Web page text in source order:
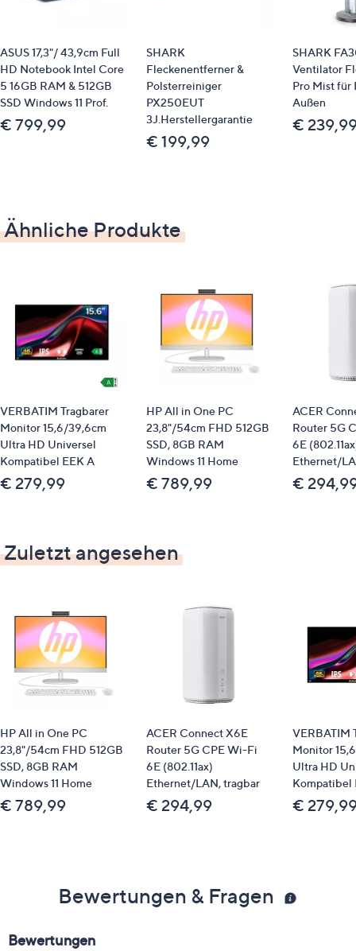
Anschlüsse & Schnittstellen
HDMI, HDCP
Gewicht
Identifikationsnummer
GTIN: 4711387053058
Bitte beachten
Dieser Artikel kann nicht an einen Paketshop
oder eine Packstation bestellt werden.
Eine Lieferung ins Ausland ist leider nicht
ASUS 17,3"/ 43,9cm Full
HD Notebook Intel Core
5 16GB RAM & 512GB
SSD Windows 11 Prof.
€ 799,99
SHARK
Fleckenentferner &
Polsterreiniger
PX250EUT
3J.Herstellergarantie
€ 199,99
SHARK
Ventilator
Pro Mist für
Außen
€
Ähnliche Produkte
VERBATIM Tragbarer
Monitor 15,6/39,6cm
Ultra HD Universel
Kompatibel EEK A
€ 279,99
HP All in One PC
23,8"/54cm FHD 512GB
SSD, 8GB RAM
Windows 11 Home
€ 789,99
ACER
Router 5G
6E
Ethernet/
€
Zuletzt angesehen
HP All in One PC
23,8"/54cm FHD 512GB
SSD, 8GB RAM
Windows 11 Home
€ 789,99
ACER Connect X6E
Router 5G CPE Wi-Fi
6E (802.11ax)
Ethernet/LAN, tragbar
€ 294,99
VERBATIM
Monitor
Ultra HD
Kompatibel
€
Bewertungen & Fragen